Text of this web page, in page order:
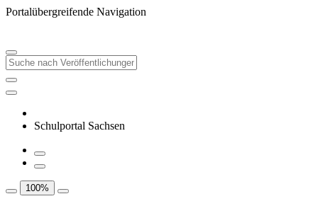
Portalübergreifende Navigation
Schulportal Sachsen
100%